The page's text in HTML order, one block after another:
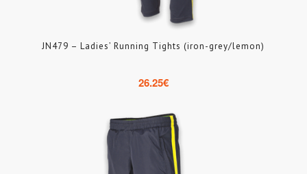
JN479 – Ladies’ Running Tights (iron-grey/lemon)
26.25€